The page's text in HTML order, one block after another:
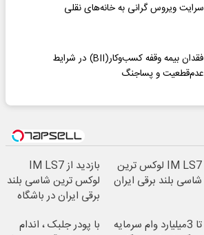
سرایت ویروس گرانی به خانه‌های نقلی
فقدان بیمه وقفه کسب‌وکار(BII) در شرایط
عدم‌قطعیت و پساجنگ
IM LS7 لوکس ترین
شاسی بلند برقی ایران
بازدید از IM LS7
لوکس ترین شاسی بلند
برقی ایران در باشگاه
تا 3میلیارد وام سرمایه
با پودر جلبک ، اندام